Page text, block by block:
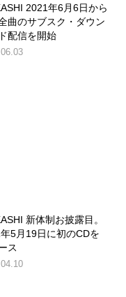
2021年6月6日から
曲のサブスク・ダウン
配信を開始
新体制お披露目。
5月19日に初のCDを
ス